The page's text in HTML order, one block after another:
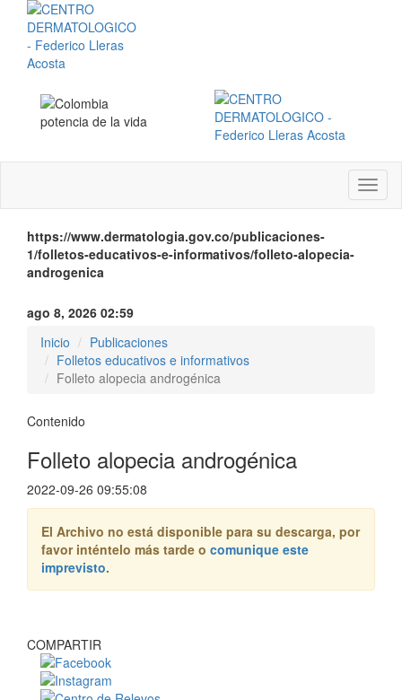
Menú
https://www.dermatologia.gov.co/publicaciones-
1/folletos-educativos-e-informativos/folleto-alopecia-
androgenica
ago 8, 2026 02:59
Inicio
Publicaciones
Folletos educativos e informativos
Folleto alopecia androgénica
Contenido
Folleto alopecia androgénica
2022-09-26 09:55:08
El Archivo no está disponible para su descarga, por
favor inténtelo más tarde o comunique este
imprevisto.
COMPARTIR